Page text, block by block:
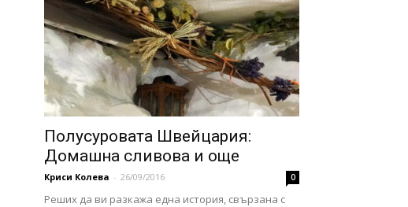
Полусуровата Швейцария:
Домашна сливова и още
Криси Колева - 26/09/2016 0
Реших да ви разкажа една история, свързана с